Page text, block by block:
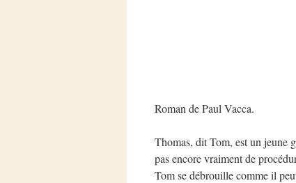
Roman de Paul Vacca.
Thomas, dit Tom, est un jeune
pas encore vraiment de
Tom se débrouille comme il